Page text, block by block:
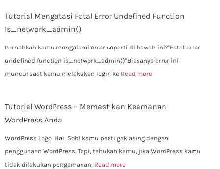
Tutorial Mengatasi Fatal Error Undefined Function
Is_network_admin()
Pernahkah kamu mengalami error seperti di bawah ini?"Fatal error
undefined function is_network_admin()"Biasanya error ini
muncul saat kamu melakukan login ke Read more
Tutorial WordPress – Memastikan Keamanan
WordPress Anda
WordPress Logo Hai, Sob! kamu pasti gak asing dengan
penggunaan WordPress. Tapi, tahukah kamu, jika WordPress kamu
tidak dilakukan pengamanan, Read more